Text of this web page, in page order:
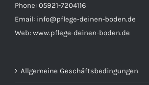
Phone: 05921-7204116
Email: info@pflege-deinen-boden.de
Web: www.pflege-deinen-boden.de
Allgemeine Geschäftsbedingungen